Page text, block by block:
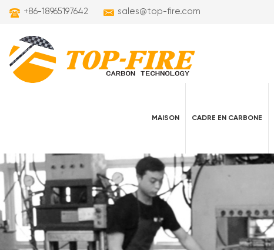
+86-18965197642 sales@top-fire.com
MAISON CADRE EN CARBONE